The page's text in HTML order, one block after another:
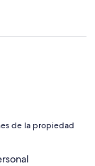
de la propiedad